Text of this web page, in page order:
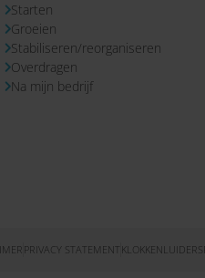
Starten
Groeien
Stabiliseren/reorganiseren
Overdragen
Na mijn bedrijf
PRIVACY STATEMENT